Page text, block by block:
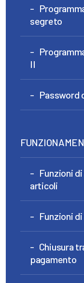
segreto
II
Password
Funzioni
articoli
Funzioni
Chiusura
pagamento